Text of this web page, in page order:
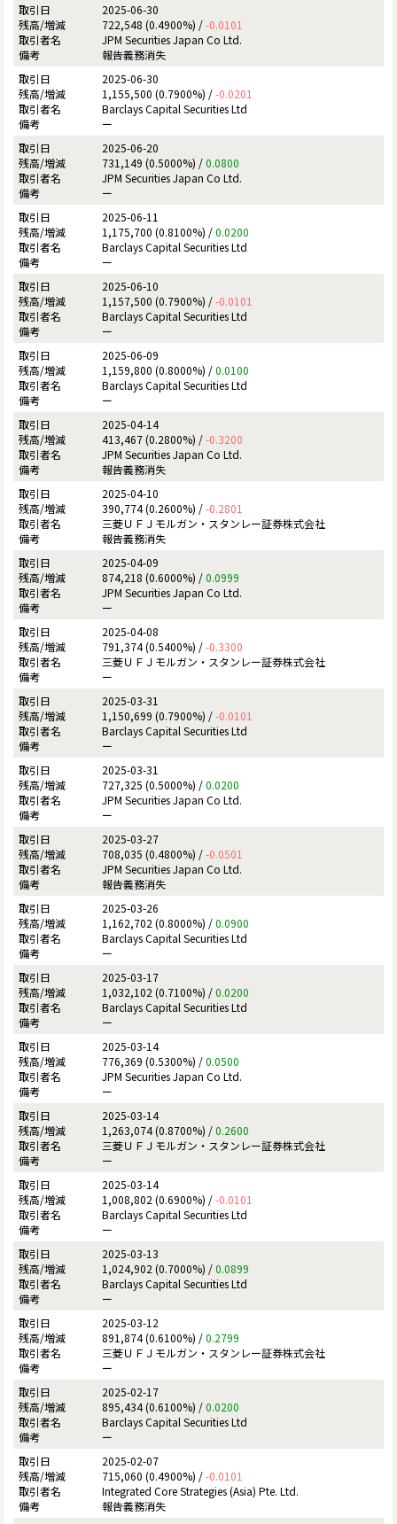
2025-06-30
722,548 (0.4900%) /-0.0101
JPM Securities Japan Co Ltd.
報告義務消失
2025-06-30
1,155,500 (0.7900%) /-0.0201
Barclays Capital Securities Ltd
ー
2025-06-20
731,149 (0.5000%) /0.0800
JPM Securities Japan Co Ltd.
ー
2025-06-11
1,175,700 (0.8100%) /0.0200
Barclays Capital Securities Ltd
ー
2025-06-10
1,157,500 (0.7900%) /-0.0101
Barclays Capital Securities Ltd
ー
2025-06-09
1,159,800 (0.8000%) /0.0100
Barclays Capital Securities Ltd
ー
2025-04-14
413,467 (0.2800%) /-0.3200
JPM Securities Japan Co Ltd.
報告義務消失
2025-04-10
390,774 (0.2600%) /-0.2801
三菱ＵＦＪモルガン・スタンレー証券株式会社
報告義務消失
2025-04-09
874,218 (0.6000%) /0.0999
JPM Securities Japan Co Ltd.
ー
2025-04-08
791,374 (0.5400%) /-0.3300
三菱ＵＦＪモルガン・スタンレー証券株式会社
ー
2025-03-31
1,150,699 (0.7900%) /-0.0101
Barclays Capital Securities Ltd
ー
2025-03-31
727,325 (0.5000%) /0.0200
JPM Securities Japan Co Ltd.
ー
2025-03-27
708,035 (0.4800%) /-0.0501
JPM Securities Japan Co Ltd.
報告義務消失
2025-03-26
1,162,702 (0.8000%) /0.0900
Barclays Capital Securities Ltd
ー
2025-03-17
1,032,102 (0.7100%) /0.0200
Barclays Capital Securities Ltd
ー
2025-03-14
776,369 (0.5300%) /0.0500
JPM Securities Japan Co Ltd.
ー
2025-03-14
1,263,074 (0.8700%) /0.2600
三菱ＵＦＪモルガン・スタンレー証券株式会社
ー
2025-03-14
1,008,802 (0.6900%) /-0.0101
Barclays Capital Securities Ltd
ー
2025-03-13
1,024,902 (0.7000%) /0.0899
Barclays Capital Securities Ltd
ー
2025-03-12
891,874 (0.6100%) /0.2799
三菱ＵＦＪモルガン・スタンレー証券株式会社
ー
2025-02-17
895,434 (0.6100%) /0.0200
Barclays Capital Securities Ltd
ー
2025-02-07
715,060 (0.4900%) /-0.0101
Integrated Core Strategies (Asia) Pte. Ltd.
報告義務消失